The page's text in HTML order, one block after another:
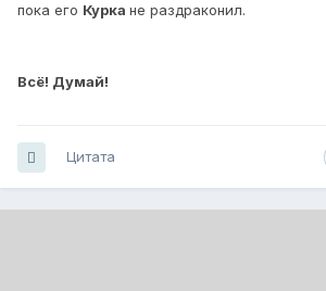
пока его Курка не раздраконил.
Всё! Думай!
Цитата